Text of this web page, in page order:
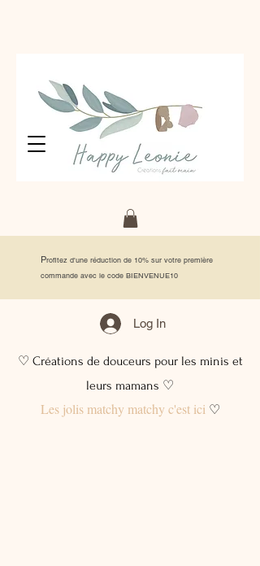
Profitez d'une réduction de 10% sur votre première
commande avec le code BIENVENUE10
Log In
♡ Créations de douceurs pour les minis et
leurs mamans ♡
Les jolis matchy matchy c'est ici♡